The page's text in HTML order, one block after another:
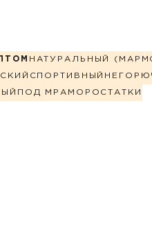
НАТУРАЛЬНЫЙ
СПОРТИВНЫЙ
ПОД МРАМОР ОСТАТКИ